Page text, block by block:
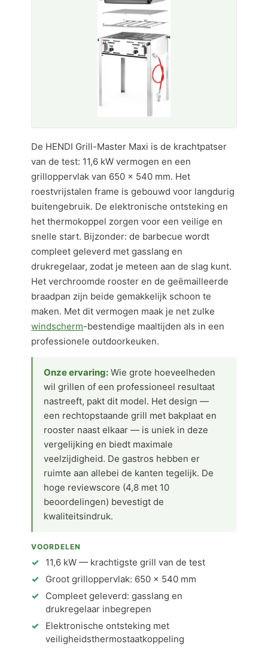
De HENDI Grill-Master Maxi is de krachtpatser
van de test: 11,6 kW vermogen en een
grilloppervlak van 650 × 540 mm. Het
roestvrijstalen frame is gebouwd voor langdurig
buitengebruik. De elektronische ontsteking en
het thermokoppel zorgen voor een veilige en
snelle start. Bijzonder: de barbecue wordt
compleet geleverd met gasslang en
drukregelaar, zodat je meteen aan de slag kunt.
Het verchroomde rooster en de geëmailleerde
braadpan zijn beide gemakkelijk schoon te
maken. Met dit vermogen maak je net zulke
windscherm-bestendige maaltijden als in een
professionele outdoorkeuken.
Onze ervaring: Wie grote hoeveelheden
wil grillen of een professioneel resultaat
nastreeft, pakt dit model. Het design —
een rechtopstaande grill met bakplaat en
rooster naast elkaar — is uniek in deze
vergelijking en biedt maximale
veelzijdigheid. De gastros hebben er
ruimte aan allebei de kanten tegelijk. De
hoge reviewscore (4,8 met 10
beoordelingen) bevestigt de
kwaliteitsindruk.
VOORDELEN
11,6 kW — krachtigste grill van de test
Groot grilloppervlak: 650 × 540 mm
Compleet geleverd: gasslang en
drukregelaar inbegrepen
Elektronische ontsteking met
veiligheidsthermostaatkoppeling